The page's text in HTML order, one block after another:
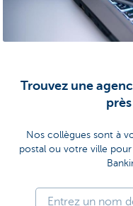
Trouvez une
Nos collègues sont à
postal ou votre ville